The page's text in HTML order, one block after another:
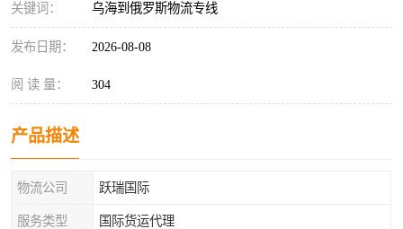
关键词： 乌海到俄罗斯物流专线
发布日期： 2026-08-08
阅 读 量： 304
产品描述
物流公司 跃瑞国际
服务类型 国际货运代理